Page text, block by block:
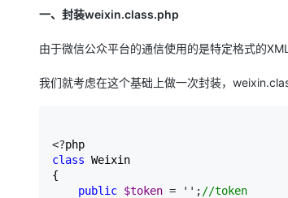
一、封装weixin.class.php
由于微信公众平台的通信使用的是特定格式的
我们就考虑在这个基础上做一次封装，
<?
class Weixin
{
public $token = ''; //token
安全
中间件
数据库
媒体服务
企业服务与云通信
云防火墙
云原生
网络
可观测
上云与迁云
政企业务
140+云
产品新
AI空中
生态
入门学